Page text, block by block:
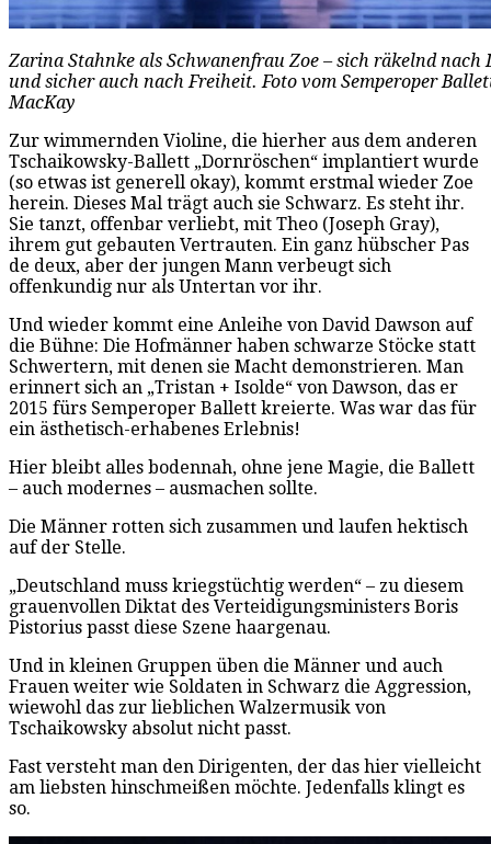
Zarina Stahnke als Schwanenfrau Zoe – sich räkelnd nach
und sicher auch nach Freiheit. Foto vom Semperoper
MacKay
Zur wimmernden Violine, die hierher aus dem anderen
Tschaikowsky-Ballett „Dornröschen“ implantiert wurde
(so etwas ist generell okay), kommt erstmal wieder Zoe
herein. Dieses Mal trägt auch sie Schwarz. Es steht ihr.
Sie tanzt, offenbar verliebt, mit Theo (Joseph Gray),
ihrem gut gebauten Vertrauten. Ein ganz hübscher Pas
de deux, aber der jungen Mann verbeugt sich
offenkundig nur als Untertan vor ihr.
Und wieder kommt eine Anleihe von David Dawson auf
die Bühne: Die Hofmänner haben schwarze Stöcke statt
Schwertern, mit denen sie Macht demonstrieren. Man
erinnert sich an „Tristan + Isolde“ von Dawson, das er
2015 fürs Semperoper Ballett kreierte. Was war das für
ein ästhetisch-erhabenes Erlebnis!
Hier bleibt alles bodennah, ohne jene Magie, die Ballett
– auch modernes – ausmachen sollte.
Die Männer rotten sich zusammen und laufen hektisch
auf der Stelle.
„Deutschland muss kriegstüchtig werden“ – zu diesem
grauenvollen Diktat des Verteidigungsministers Boris
Pistorius passt diese Szene haargenau.
Und in kleinen Gruppen üben die Männer und auch
Frauen weiter wie Soldaten in Schwarz die Aggression,
wiewohl das zur lieblichen Walzermusik von
Tschaikowsky absolut nicht passt.
Fast versteht man den Dirigenten, der das hier vielleicht
am liebsten hinschmeißen möchte. Jedenfalls klingt es
so.